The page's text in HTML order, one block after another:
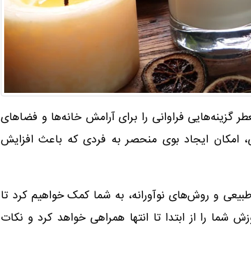
گزینه‌هایی فراوانی را برای آرامش خانه‌ها و فضاهای
ایجاد بوی منحصر به فردی که باعث افزایش
و روش‌های نوآورانه، به شما کمک خواهیم کرد تا
را از ابتدا تا انتها همراهی خواهد کرد و نکات